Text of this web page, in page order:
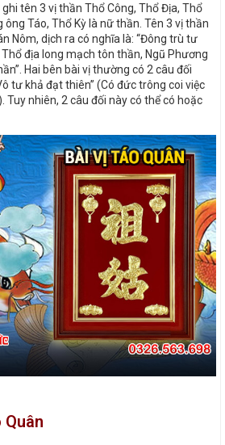
tên 3 vị thần Thổ Công, Thổ Địa, Thổ
ông Táo, Thổ Kỳ là nữ thần. Tên 3 vị thần
Nôm, dịch ra có nghĩa là: “Đông trù tư
địa long mạch tôn thần, Ngũ Phương
Hai bên bài vị thường có 2 câu đối
tư khả đạt thiên” (Có đức trông coi việc
Tuy nhiên, 2 câu đối này có thể có hoặc